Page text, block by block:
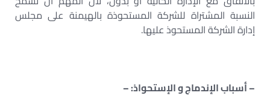
النسبة المشتراة للشركة المستحوذة بالهيمنة على مجلس
إدارة الشركة المستحوذ عليها.
– أسباب الإندماج و الإستحواذ: –